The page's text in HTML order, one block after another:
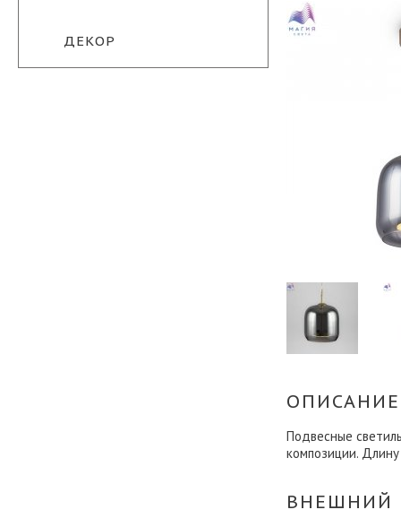
ДЕКОР
Подвесные
композиции.
ВНЕШНИЙ